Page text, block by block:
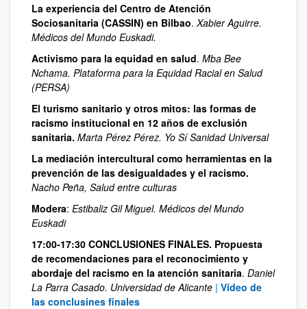
La experiencia del Centro de Atención
Sociosanitaria (CASSIN) en Bilbao. Xabier Aguirre.
Médicos del Mundo Euskadi.
Activismo para la equidad en salud. Mba Bee
Nchama. Plataforma para la Equidad Racial en Salud
(PERSA)
El turismo sanitario y otros mitos: las formas de
racismo institucional en 12 años de exclusión
sanitaria. Marta Pérez Pérez. Yo Sí Sanidad Universal
La mediación intercultural como herramientas en la
prevención de las desigualdades y el racismo.
Nacho Peña, Salud entre culturas
Modera: Estibaliz Gil Miguel. Médicos del Mundo
Euskadi
17:00-17:30 CONCLUSIONES FINALES. Propuesta
de recomendaciones para el reconocimiento y
abordaje del racismo en la atención sanitaria. Daniel
La Parra Casado. Universidad de Alicante | Vídeo de
las conclusines finales